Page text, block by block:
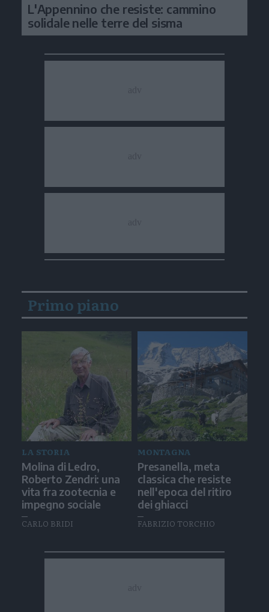
L'Appennino che resiste: cammino
solidale nelle terre del sisma
Primo piano
LA STORIA
Molina di Ledro,
Roberto Zendri: una
vita fra zootecnia e
impegno sociale
CARLO BRIDI
MONTAGNA
Presanella, meta
classica che resiste
nell'epoca del ritiro
dei ghiacci
FABRIZIO TORCHIO